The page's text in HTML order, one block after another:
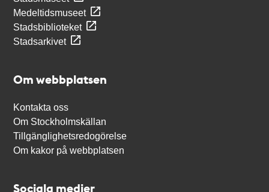
Medeltidsmuseet
Stadsbiblioteket
Stadsarkivet
Om webbplatsen
Kontakta oss
Om Stockholmskällan
Tillgänglighetsredogörelse
Om kakor på webbplatsen
Sociala medier